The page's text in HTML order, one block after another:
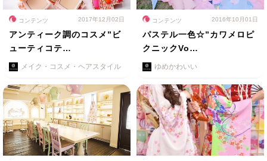
コンテンツ 2017年12月02日
アンティーク調のコスメ”ビ
ューティコテ…
メイク・コスメ・ヘアスタイル
コンテンツ 2016年10月01日
パステル一色☆”カワメロピ
クニックVo…
ゆめかわいい